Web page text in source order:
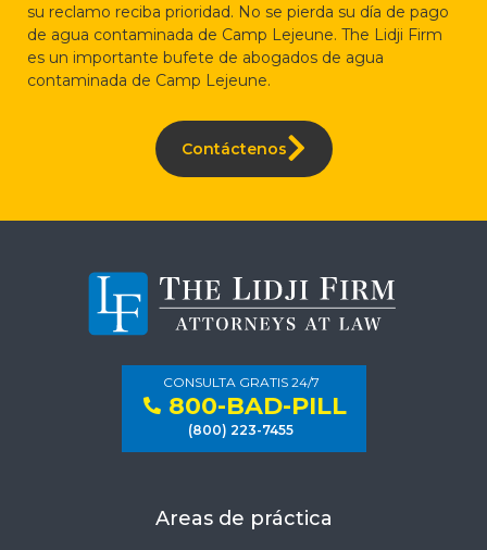
su reclamo reciba prioridad. No se pierda su día de pago
de agua contaminada de Camp Lejeune. The Lidji Firm
es un importante bufete de abogados de agua
contaminada de Camp Lejeune.
Contáctenos
CONSULTA GRATIS 24/7
800-BAD-PILL
(800) 223-7455
Areas de práctica